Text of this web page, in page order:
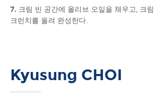
크림 빈 공간에 올리브 오일을 채우고, 크
크런치를 올려 완성한다.
Kyusung CHOI